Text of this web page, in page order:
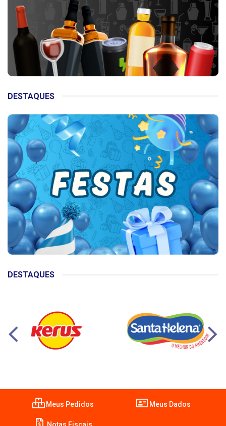
DESTAQUES
DESTAQUES
Meus Pedidos Meus Dados
Notas Fiscais